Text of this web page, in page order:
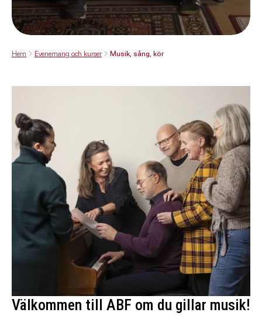
Hem Evenemang och kurser Musik, sång, kör
Välkommen till ABF om du gillar musik!